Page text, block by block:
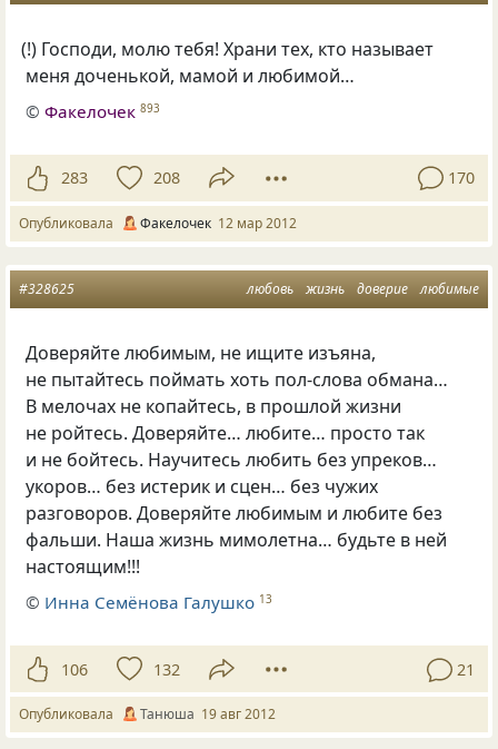
(!) Господи, молю тебя! Храни тех, кто называет
меня доченькой, мамой и любимой…
©Факелочек 893
283 208 170
Опубликовала Факелочек 12 мар 2012
любовь жизнь доверие любимые
#328625
Доверяйте любимым, не ищите изъяна,
не пытайтесь поймать хоть пол-слова обмана…
В мелочах не копайтесь, в прошлой жизни
не ройтесь. Доверяйте… любите… просто так
и не бойтесь. Научитесь любить без упреков…
укоров… без истерик и сцен… без чужих
разговоров. Доверяйте любимым и любите без
фальши. Наша жизнь мимолетна… будьте в ней
настоящим!!!
© Инна Семёнова Галушко 13
106 132 21
Опубликовала Танюша 19 авг 2012